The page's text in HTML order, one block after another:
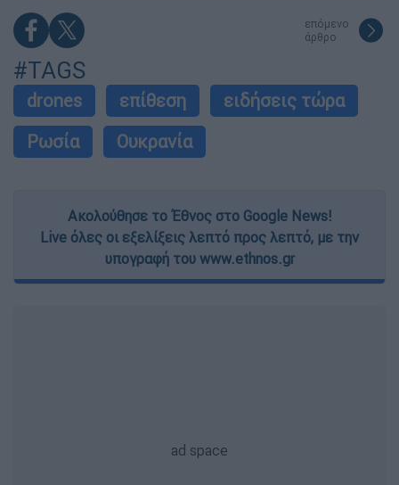
επόμενο
άρθρο
#TAGS
drones επίθεση
ειδήσεις τώρα
Ρωσία
Ουκρανία
Ακολούθησε το Έθνος στο Google News!
Live όλες οι εξελίξεις λεπτό προς λεπτό, με την
υπογραφή του www.ethnos.gr